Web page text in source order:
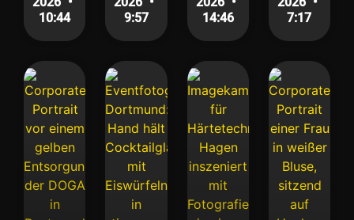
10:44
9:57
14:46
7:17